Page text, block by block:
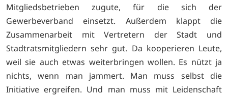
Mitgliedsbetrieben zugute, für die sich der
Gewerbeverband einsetzt. Außerdem klappt die
Zusammenarbeit mit Vertretern der Stadt und
Stadtratsmitgliedern sehr gut. Da kooperieren Leute,
weil sie auch etwas weiterbringen wollen. Es nützt ja
nichts, wenn man jammert. Man muss selbst die
Initiative ergreifen. Und man muss mit Leidenschaft